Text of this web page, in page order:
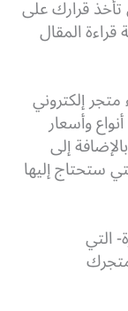
قرارك على
المقال
إلكتروني
وأسعار
إلى
ستحتاج إليها
التي